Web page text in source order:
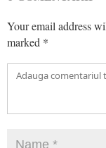
Your email address
marked *